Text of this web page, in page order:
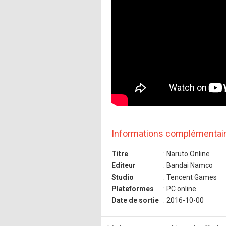
Informations
Titre
: Naruto Online
Editeur
: Bandai Namco
Studio
: Tencent Games
Plateformes
: PC online
Date de sortie
: 2016-10-00